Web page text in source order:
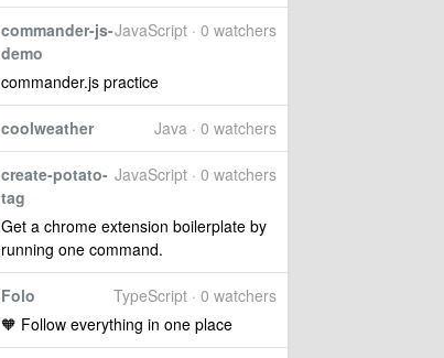
JavaScript · 0 watchers
commander-js-
demo
commander.js practice
Java · 0 watchers
coolweather
JavaScript · 0 watchers
create-potato-
tag
Get a chrome extension boilerplate by
running one command.
TypeScript · 0 watchers
Folo
🧡 Follow everything in one place